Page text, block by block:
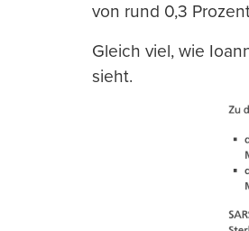
von rund 0,3
Gleich viel, wie
sieht.